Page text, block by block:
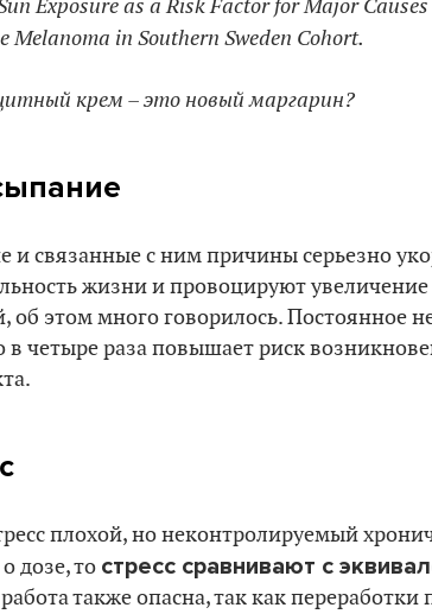
Melanoma in Southern Sweden Cohort.
крем – это новый маргарин?
и связанные с ним причины серьезно
жизни и провоцируют
об этом много говорилось. Постоянное
в четыре раза повышает риск
плохой, но неконтролируемый
дозе, то стресс сравнивают с
также опасна, так как